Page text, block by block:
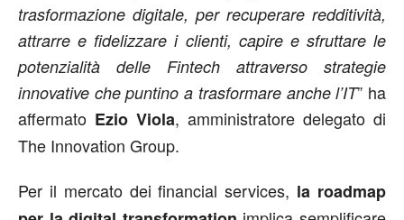
trasformazione digitale, per recuperare redditività,
attrarre e fidelizzare i clienti, capire e sfruttare le
potenzialità delle Fintech attraverso strategie
innovative che puntino a trasformare anche l’IT” ha
affermato Ezio Viola, amministratore delegato di
The Innovation Group.
Per il mercato dei financial services, la roadmap